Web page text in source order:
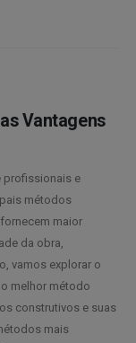
Vantagens
profissionais e
métodos
maior
da obra,
vamos explorar o
melhor método
construtivos e suas
mais